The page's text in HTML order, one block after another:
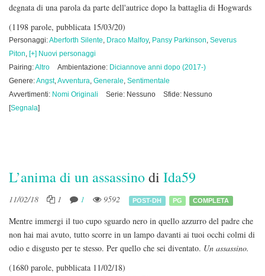
degnata di una parola da parte dell'autrice dopo la battaglia di Hogwards
(1198 parole, pubblicata 15/03/20)
Personaggi:Aberforth Silente, Draco Malfoy, Pansy Parkinson, Severus
Piton, [+] Nuovi personaggi
Pairing:Altro Ambientazione: Diciannove anni dopo (2017-)
Genere:Angst,Avventura, Generale, Sentimentale
Avvertimenti: Nomi Originali Serie: Nessuno
Sfide: Nessuno
[Segnala]
L’anima di un assassinodi Ida59
11/02/18 1 1 9592 POST-DH PG COMPLETA
Mentre immergi il tuo cupo sguardo nero in quello azzurro del padre che
non hai mai avuto, tutto scorre in un lampo davanti ai tuoi occhi colmi di
odio e disgusto per te stesso. Per quello che sei diventato. Un assassino.
(1680 parole, pubblicata 11/02/18)